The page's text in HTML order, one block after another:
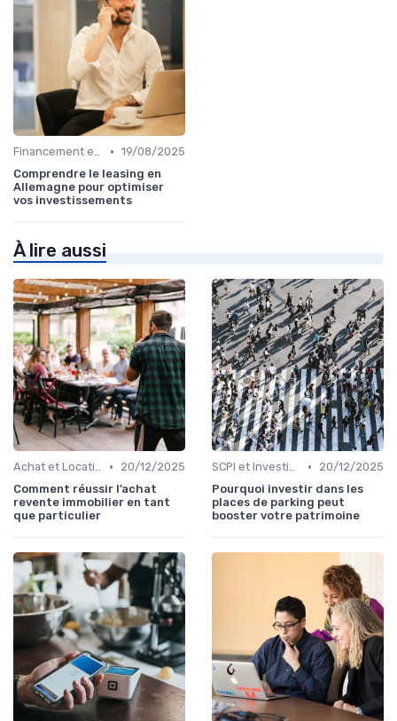
Financement et Prêts Immobiliers • 19/08/2025
Comprendre le leasing en
Allemagne pour optimiser
vos investissements
À lire aussi
Achat et Location de Biens Immobiliers •
20/12/2025
Comment réussir l’achat
revente immobilier en tant
que particulier
SCPI et Investissements Locatifs •
20/12/2025
Pourquoi investir dans les
places de parking peut
booster votre patrimoine